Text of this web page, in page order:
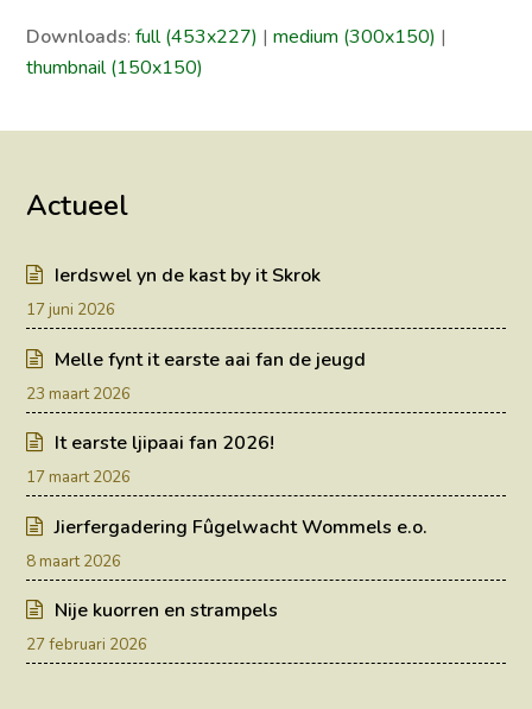
Downloads:full (453x227) |medium (300x150) |
thumbnail (150x150)
Actueel
Ierdswel yn de kast by it Skrok
17 juni 2026
Melle fynt it earste aai fan de jeugd
23 maart 2026
It earste ljipaai fan 2026!
17 maart 2026
Jierfergadering Fûgelwacht Wommels e.o.
8 maart 2026
Nije kuorren en strampels
27 februari 2026